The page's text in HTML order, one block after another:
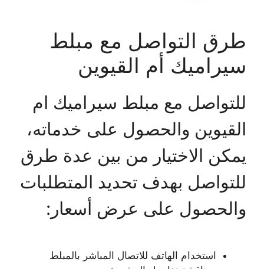
طرق التواصل مع مبلط
سيراميك أم القيوين
للتواصل مع مبلط سيراميك ام
القيوين والحصول على خدماته،
يمكن الاختيار من بين عدة طرق
للتواصل بهدف تحديد المتطلبات
والحصول على عرض أسعار:
استخدام الهاتف للاتصال المباشر بالمبلط